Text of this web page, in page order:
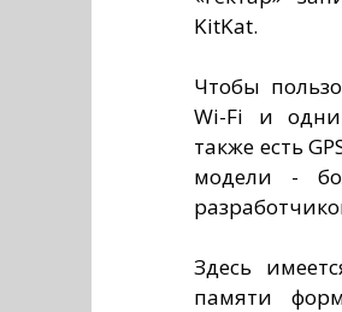
KitKat.
Чтобы
Wi-Fi и
также есть
модели -
Здесь
памяти